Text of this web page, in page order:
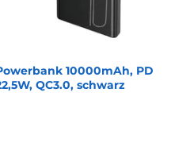
10000mAh, PD
QC3.0, schwarz